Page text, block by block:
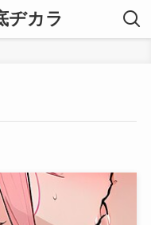
ヂカラ